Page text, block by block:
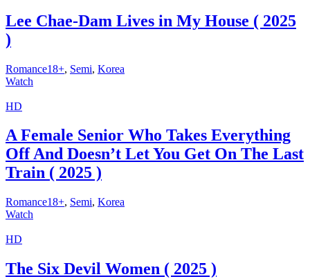
Lee Chae-Dam Lives in My House ( 2025
)
Romance18+, Semi, Korea
Watch
HD
A Female Senior Who Takes Everything
Off And Doesn’t Let You Get On The Last
Train ( 2025 )
Romance18+, Semi, Korea
Watch
HD
The Six Devil Women ( 2025 )